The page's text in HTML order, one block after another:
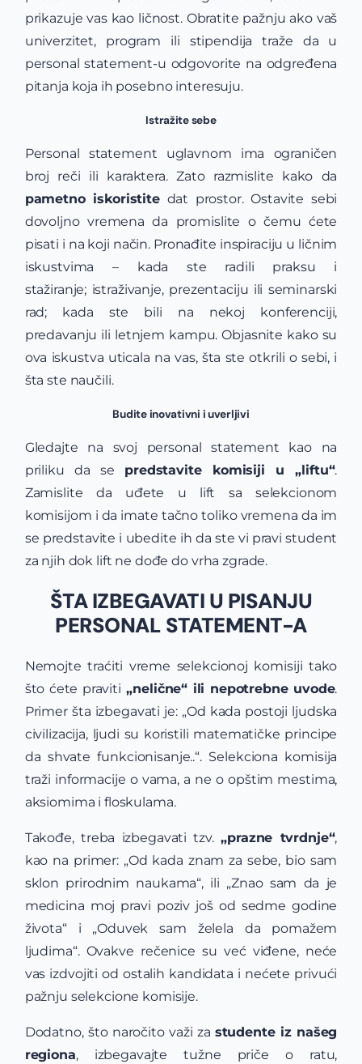
prikazuje vas kao ličnost. Obratite pažnju ako vaš
univerzitet, program ili stipendija traže da u
personal statement-u odgovorite na odgređena
pitanja koja ih posebno interesuju.
Istražite sebe
Personal statement uglavnom ima ograničen
broj reči ili karaktera. Zato razmislite kako da
pametno iskoristitedat prostor. Ostavite sebi
dovoljno vremena da promislite o čemu ćete
pisati i na koji način. Pronađite inspiraciju u ličnim
iskustvima – kada ste radili praksu i
stažiranje; istraživanje, prezentaciju ili seminarski
rad; kada ste bili na nekoj konferenciji,
predavanju ili letnjem kampu. Objasnite kako su
ova iskustva uticala na vas, šta ste otkrili o sebi, i
šta ste naučili.
Budite inovativni i uverljivi
Gledajte na svoj personal statement kao na
priliku da se predstavite komisiji u „liftu“.
Zamislite da uđete u lift sa selekcionom
komisijom i da imate tačno toliko vremena da im
se predstavite i ubedite ih da ste vi pravi student
za njih dok lift ne dođe do vrha zgrade.
ŠTA IZBEGAVATI U PISANJU
PERSONAL STATEMENT-A
Nemojte traćiti vreme selekcionoj komisiji tako
što ćete praviti „nelične“ ili nepotrebne uvode.
Primer šta izbegavati je: „Od kada postoji ljudska
civilizacija, ljudi su koristili matematičke principe
da shvate funkcionisanje..“. Selekciona komisija
traži informacije o vama, a ne o opštim mestima,
aksiomima i floskulama.
Takođe, treba izbegavati tzv.„prazne tvrdnje“,
kao na primer: „Od kada znam za sebe, bio sam
sklon prirodnim naukama“, ili „Znao sam da je
medicina moj pravi poziv još od sedme godine
života“ i „Oduvek sam želela da pomažem
ljudima“. Ovakve rečenice su već viđene, neće
vas izdvojiti od ostalih kandidata i nećete privući
pažnju selekcione komisije.
Dodatno, što naročito važi za studente iz našeg
regiona, izbegavajte tužne priče o ratu,